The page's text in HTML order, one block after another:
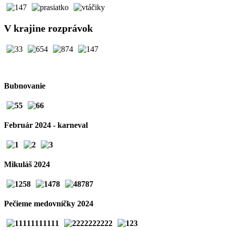
V krajine rozprávok
Bubnovanie
Február 2024 - karneval
Mikuláš 2024
Pečieme medovníčky 2024